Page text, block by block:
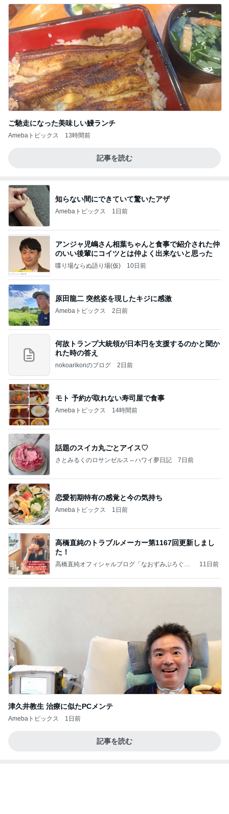
ご馳走になった美味しい鰻ランチ
Amebaトピックス 13時間前
記事を読む
知らない間にできていて驚いたアザ
Amebaトピックス 1日前
アンジャ児嶋さん相葉ちゃんと食事で紹介された仲
のいい後輩にコイツとは仲よく出来ないと思った
喋り場ならぬ語り場(仮) 10日前
原田龍二 突然姿を現したキジに感激
Amebaトピックス 2日前
何故トランプ大統領が日本円を支援するのかと聞か
れた時の答え
nokoarikonのブログ 2日前
モト 予約が取れない寿司屋で食事
Amebaトピックス 14時間前
話題のスイカ丸ごとアイス♡
さとみるくのロサンゼルス⇔ハワイ夢日記 7日前
恋愛初期特有の感覚と今の気持ち
Amebaトピックス 1日前
高橋直純のトラブルメーカー第1167回更新しまし
た！
高橋直純オフィシャルブログ「なおずみぶろぐ」
11日前
津久井教生 治療に似たPCメンテ
Amebaトピックス 1日前
記事を読む